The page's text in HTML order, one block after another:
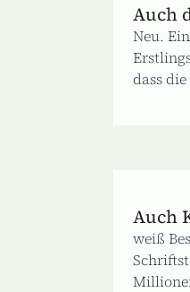
Auch
Neu.
dass
Auch
weiß